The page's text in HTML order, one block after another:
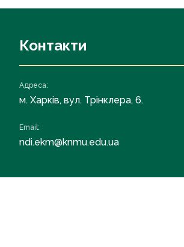
Контакти
Адреса:
м. Харків, вул. Трінклера, 6.
Email:
ndi.ekm@knmu.edu.ua